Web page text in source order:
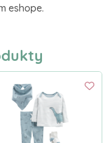
eshope.